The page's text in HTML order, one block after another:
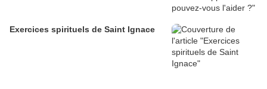
Exercices spirituels de Saint Ignace